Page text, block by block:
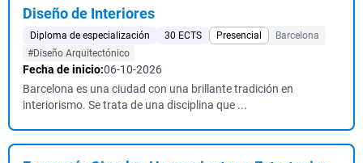
Diseño de Interiores
Diploma de especialización 30 ECTS Presencial
Barcelona
#Diseño Arquitectónico
Fecha de inicio:06-10-2026
Barcelona es una ciudad con una brillante tradición en
interiorismo. Se trata de una disciplina que ...